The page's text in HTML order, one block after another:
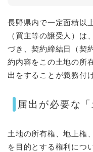
長野県内で一定面積以
（買主等の譲受人）は
づき、契約締結日（契
約内容をこの土地の所
出をすることが義務付
届出が必要な
土地の所有権、地上権
を目的とする権利につ